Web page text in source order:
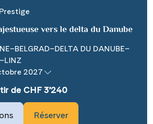
does not exist in
vers le delta du Danube
DU DANUBE–
2027
de CHF 3’240
Réserver